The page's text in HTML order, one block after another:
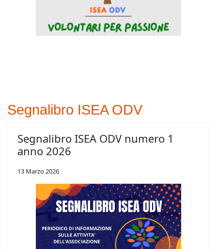
Segnalibro ISEA ODV
Segnalibro ISEA ODV numero 1
anno 2026
13 Marzo 2026